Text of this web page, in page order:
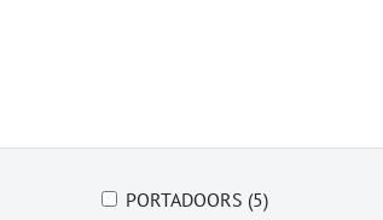
PORTADOORS (5)